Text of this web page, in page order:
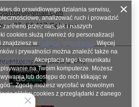
27,64-117Gołanice
ceny brutto (z VAT).
do prawidłowego działania serwisu,
analizować ruch i prowadzić
zarówno przez nas, jak i naszych
cookies służą również do personalizacji
znajdziesz w polityce prywatności. Więcej
i prywatności można znaleźć także na
Google. Akceptacja tego komunikatu
na Twoim komputerze. Możesz
lub dostępu do nich klikając w
Zgodę możesz wycofać w dowolnym
plików cookies z przeglądarki z danego